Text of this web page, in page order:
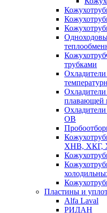
трубками
плавающей
ОВ
ХНВ, ХКГ,
Пластины и
Alfa Laval
РИДАН